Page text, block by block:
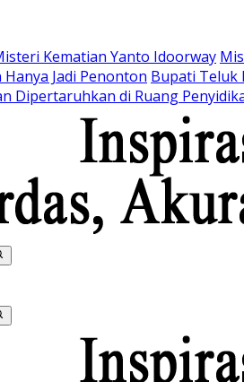
Kematian Yanto Idoorway
Hanya Jadi Penonton Bupati Teluk
Dipertaruhkan di Ruang